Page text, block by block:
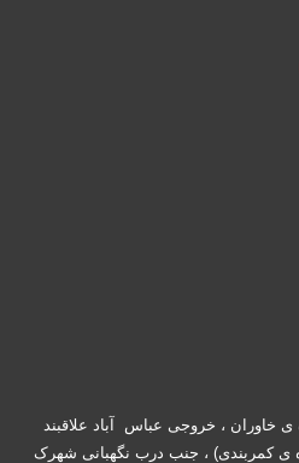
، کیلومتر 12 جاده ی خاوران ، خروجی عباس آباد علاقبند
کمربندی) ، جنب درب نگهبانی شهرک